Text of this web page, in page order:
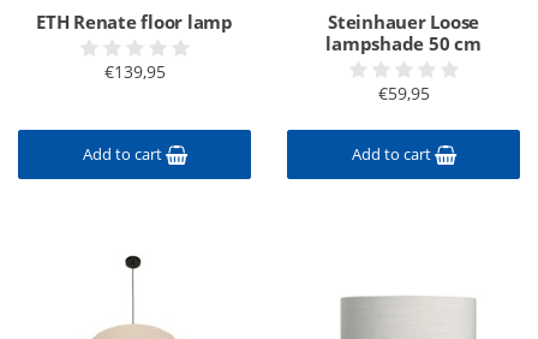
ETH Renate floor lamp
€139,95
Add to cart
Steinhauer Loose
lampshade 50 cm
€59,95
Add to cart